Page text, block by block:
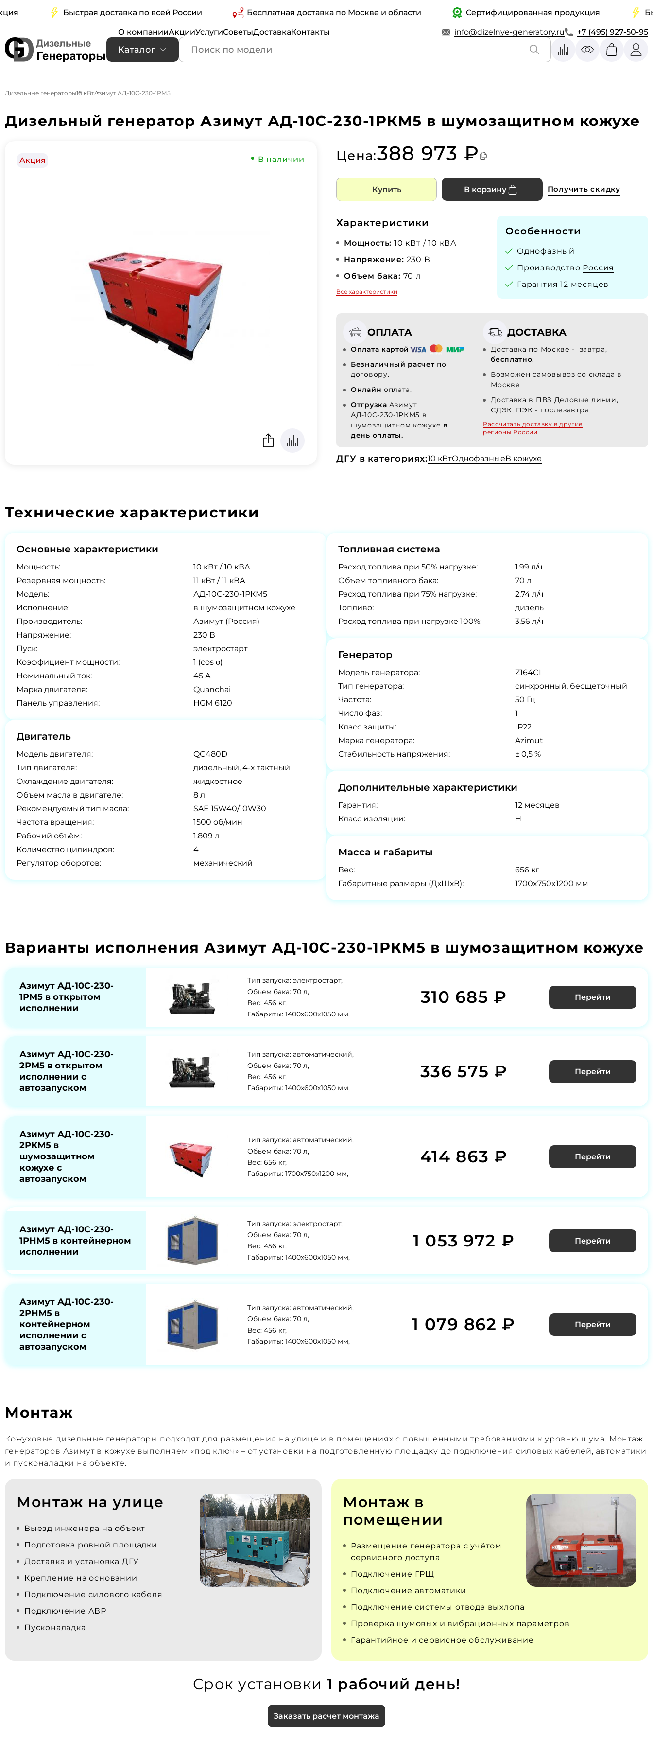
Быстрая доставка по всей России Бесплатная доставка по Москве и области Сертифицированная продукция
О компанииАкцииУслугиСоветыДоставкаКонтакты info@dizelnye-generatory.ru +7 (495) 927-50-95
Каталог
Дизельные генераторы10 кВтАзимут АД-10С-230-1РМ5
Дизельный генератор Азимут АД-10С-230-1РКМ5 в шумозащитном кожухе
Акция В наличии Цена:388 973 ₽
Купить В корзину Получить скидку
Характеристики
Мощность: 10 кВт / 10 кВА
Напряжение: 230 В
Объем бака: 70 л
Все характеристики
Особенности
Однофазный
Производство Россия
Гарантия 12 месяцев
ОПЛАТА
Оплата картой
Безналичный расчет по
договору.
Онлайн оплата.
Отгрузка Азимут
АД-10С-230-1РКМ5 в
шумозащитном кожухе в
день оплаты.
ДОСТАВКА
Доставка по Москве - завтра,
бесплатно.
Возможен самовывоз со склада в
Москве
Доставка в ПВЗ Деловые линии,
СДЭК, ПЭК - послезавтра
Рассчитать доставку в другие
регионы России
ДГУ в категориях:10 кВтОднофазныеВ кожухе
Технические характеристики
Основные характеристики
Мощность:
10 кВт / 10 кВА
Резервная мощность:
11 кВт / 11 кВА
Модель:
АД-10С-230-1РКМ5
Исполнение:
в шумозащитном кожухе
Производитель:
Азимут (Россия)
Напряжение:
230 В
Пуск:
электростарт
Коэффициент мощности:
1 (cos φ)
Номинальный ток:
45 А
Марка двигателя:
Quanchai
Панель управления:
HGM 6120
Двигатель
Модель двигателя:
QC480D
Тип двигателя:
дизельный, 4-х тактный
Охлаждение двигателя:
жидкостное
Объем масла в двигателе:
8 л
Рекомендуемый тип масла:
SAE 15W40/10W30
Частота вращения:
1500 об/мин
Рабочий объём:
1.809 л
Количество цилиндров:
4
Регулятор оборотов:
механический
Топливная система
Расход топлива при 50% нагрузке:
1.99 л/ч
Объем топливного бака:
70 л
Расход топлива при 75% нагрузке:
2.74 л/ч
Топливо:
дизель
Расход топлива при нагрузке 100%:
3.56 л/ч
Генератор
Модель генератора:
Z164CI
Tип генератора:
синхронный, бесщеточный
Частота:
50 Гц
Число фаз:
1
Класс защиты:
IP22
Марка генератора:
Azimut
Стабильность напряжения:
± 0,5 %
Дополнительные характеристики
Гарантия:
12 месяцев
Класс изоляции:
H
Масса и габариты
Вес:
656 кг
Габаритные размеры (ДхШхВ):
1700x750x1200 мм
Варианты исполнения Азимут АД-10С-230-1РКМ5 в шумозащитном кожухе
Азимут АД-10С-230-
1РМ5 в открытом
исполнении
Тип запуска: электростарт,
Объем бака: 70 л,
Вес: 456 кг,
Габариты: 1400x600x1050 мм,
310 685 ₽ Перейти
Азимут АД-10С-230-
2РМ5 в открытом
исполнении с
автозапуском
Тип запуска: автоматический,
Объем бака: 70 л,
Вес: 456 кг,
Габариты: 1400x600x1050 мм,
336 575 ₽ Перейти
Азимут АД-10С-230-
2РКМ5 в
шумозащитном
кожухе с
автозапуском
Тип запуска: автоматический,
Объем бака: 70 л,
Вес: 656 кг,
Габариты: 1700x750x1200 мм,
414 863 ₽ Перейти
Азимут АД-10С-230-
1РНМ5 в контейнерном
исполнении
Тип запуска: электростарт,
Объем бака: 70 л,
Вес: 456 кг,
Габариты: 1400х600х1050 мм,
1 053 972 ₽ Перейти
Азимут АД-10С-230-
2РНМ5 в
контейнерном
исполнении с
автозапуском
Тип запуска: автоматический,
Объем бака: 70 л,
Вес: 456 кг,
Габариты: 1400х600х1050 мм,
1 079 862 ₽ Перейти
Монтаж
Кожуховые дизельные генераторы подходят для размещения на улице и в помещениях с повышенными требованиями к уровню шума. Монтаж
генераторов Азимут в кожухе выполняем «под ключ» – от установки на подготовленную площадку до подключения силовых кабелей, автоматики
и пусконаладки на объекте.
Монтаж на улице
Выезд инженера на объект
Подготовка ровной площадки
Доставка и установка ДГУ
Крепление на основании
Подключение силового кабеля
Подключение АВР
Пусконаладка
Монтаж в
помещении
Размещение генератора с учётом
сервисного доступа
Подключение ГРЩ
Подключение автоматики
Подключение системы отвода выхлопа
Проверка шумовых и вибрационных параметров
Гарантийное и сервисное обслуживание
Срок установки 1 рабочий день!
Заказать расчет монтажа